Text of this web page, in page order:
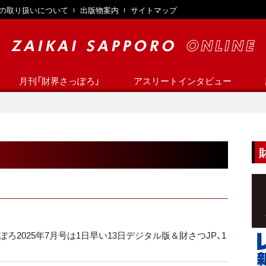
取り扱いについて 出版物案内 サイトマップ
月刊「財界さっぽろ」 アスリートインタビュー
ろ2025年7月号は1日早い13日デジタル版＆財さつJP、1